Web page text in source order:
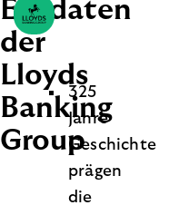
Eckdaten
der
Lloyds
Banking
Group
325
Jahre
Geschichte
prägen
die